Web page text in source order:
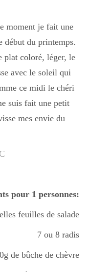
moment je fait une
du printemps.
plat coloré, léger, le
avec le soleil qui
ce midi le chéri
suis fait une petit
mes envie du
pour 1 personnes:
feuilles de salade
7 ou 8 radis
de bûche de chèvre